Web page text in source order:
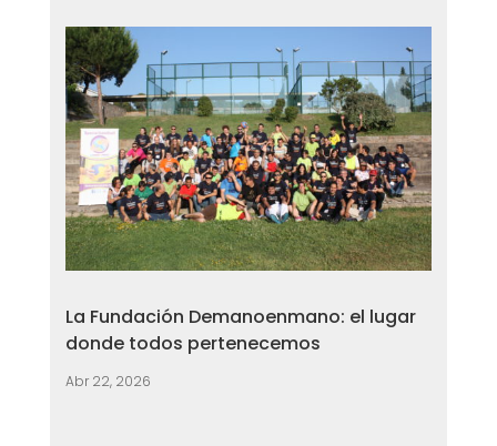
La Fundación Demanoenmano: el lugar
donde todos pertenecemos
Abr 22, 2026